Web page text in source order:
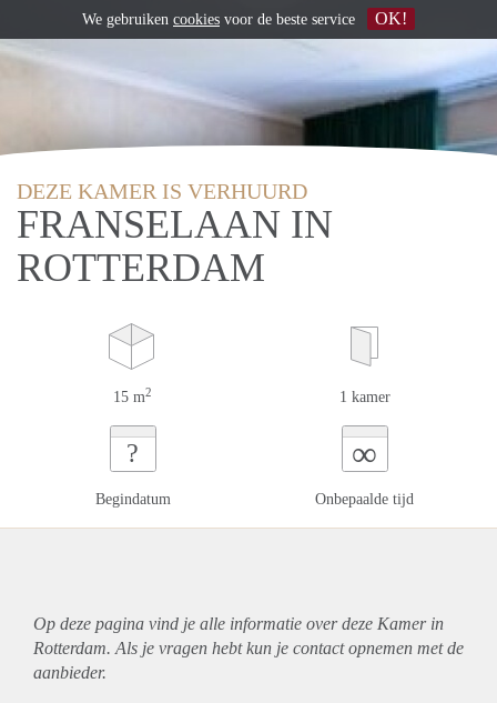
DEZE KAMER IS VERHUURD
FRANSELAAN IN
ROTTERDAM
15 m2 1 kamer
?
Begindatum
∞
Onbepaalde tijd
Op deze pagina vind je alle informatie over deze Kamer in
Rotterdam. Als je vragen hebt kun je contact opnemen met de
aanbieder.
We gebruiken cookies voor de beste service OK!